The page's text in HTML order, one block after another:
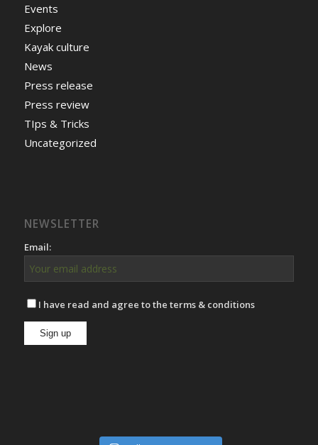
Events
Explore
Kayak culture
News
Press release
Press review
TIps & Tricks
Uncategorized
NEWSLETTER
Email:
I have read and agree to the terms & conditions